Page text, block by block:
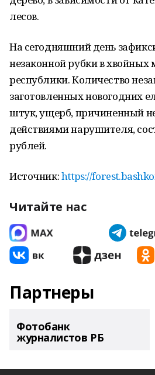
лесов.
На сегодняшний день
незаконной рубки в хвойных
республики. Количество
заготовленных новогодних
штук, ущерб, причиненный
действиями нарушителя,
рублей.
Источник:https://
Читайте нас
Партнеры
Фотобанк
журналистов РБ